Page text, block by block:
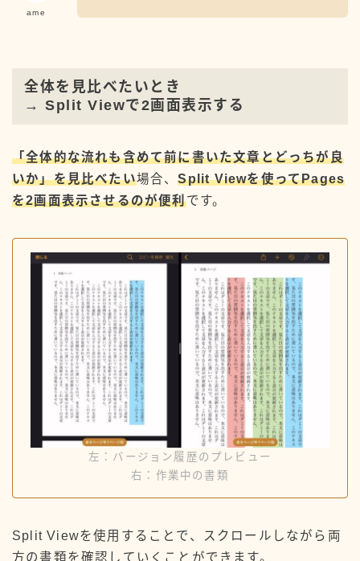
ame
全体を見比べたいとき
→ Split Viewで2画面表示する
「全体的な流れも含めて前に書いた文章とどっちが良
いか」を見比べたい場合、Split Viewを使ってPages
を2画面表示させるのが便利です。
左：バージョン履歴のプレビュー
右：作業中の書類
Split Viewを使用することで、スクロールしながら両
方の書類を確認していくことができます。